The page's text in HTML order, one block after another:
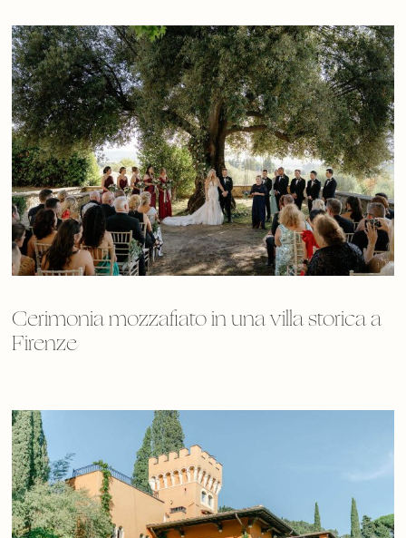
Cerimonia mozzafiato in una villa storica a
Firenze